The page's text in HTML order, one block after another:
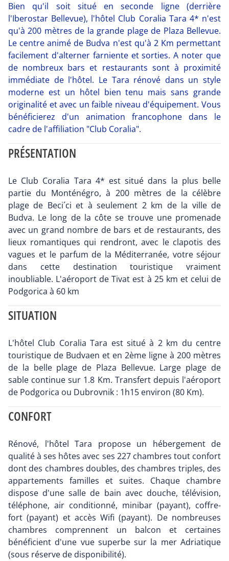
Bien qu'il soit situé en seconde ligne (derrière
l'Iberostar Bellevue), l'hôtel Club Coralia Tara 4* n'est
qu'à 200 mètres de la grande plage de Plaza Bellevue.
Le centre animé de Budva n'est qu'à 2 Km permettant
facilement d'alterner farniente et sorties. A noter que
de nombreux bars et restaurants sont à proximité
immédiate de l'hôtel. Le Tara rénové dans un style
moderne est un hôtel bien tenu mais sans grande
originalité et avec un faible niveau d'équipement. Vous
bénéficierez d'un animation francophone dans le
cadre de l'affiliation "Club Coralia".
PRÉSENTATION
Le Club Coralia Tara 4* est situé dans la plus belle
partie du Monténégro, à 200 mètres de la célèbre
plage de Beci´ci et à seulement 2 km de la ville de
Budva. Le long de la côte se trouve une promenade
avec un grand nombre de bars et de restaurants, des
lieux romantiques qui rendront, avec le clapotis des
vagues et le parfum de la Méditerranée, votre séjour
dans cette destination touristique vraiment
inoubliable. L'aéroport de Tivat est à 25 km et celui de
Podgorica à 60 km
SITUATION
L'hôtel Club Coralia Tara est situé à 2 km du centre
touristique de Budvaen et en 2ème ligne à 200 mètres
de la belle plage de Plaza Bellevue. Large plage de
sable continue sur 1.8 Km. Transfert depuis l'aéroport
de Podgorica ou Dubrovnik : 1h15 environ (80 Km).
CONFORT
Rénové, l'hôtel Tara propose un hébergement de
qualité à ses hôtes avec ses 227 chambres tout confort
dont des chambres doubles, des chambres triples, des
appartements familles et suites. Chaque chambre
dispose d'une salle de bain avec douche, télévision,
téléphone, air conditionné, minibar (payant), coffre-
fort (payant) et accès Wifi (payant). De nombreuses
chambres comprennent un balcon et certaines
bénéficient d'une vue superbe sur la mer Adriatique
(sous réserve de disponibilité).